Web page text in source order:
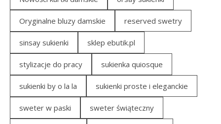
Oryginalne bluzy damskie reserved swetry
sinsay sukienki sklep ebutik.pl
stylizacje do pracy sukienka quiosque
sukienki by o la la sukienki proste i eleganckie
sweter w paski sweter świąteczny